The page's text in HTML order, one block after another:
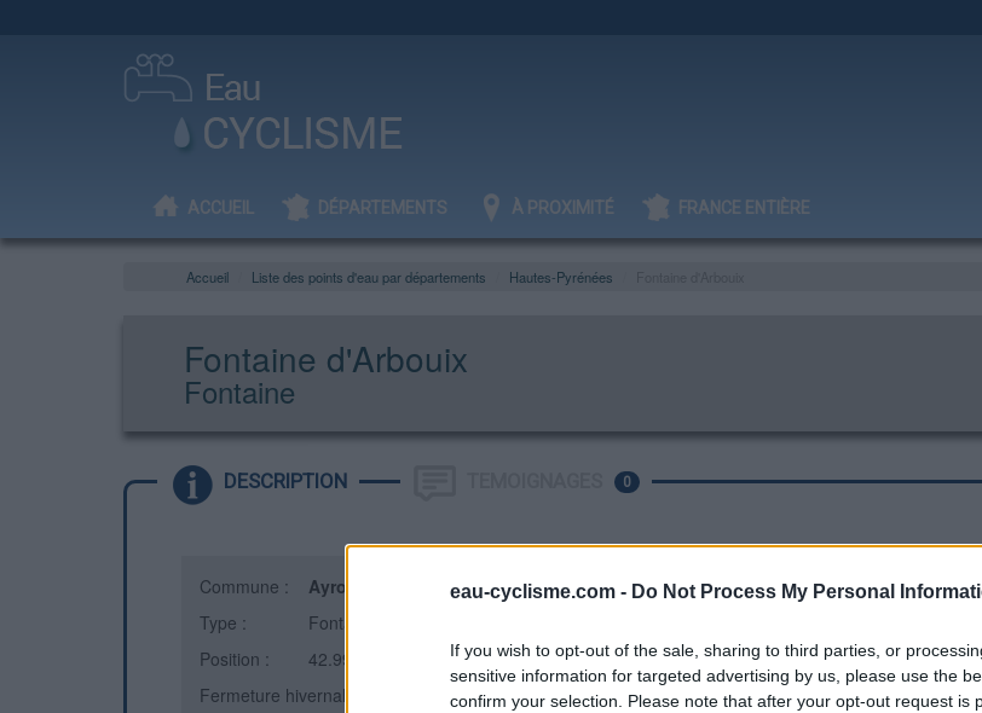
eau-cyclisme.com - Do Not Process My Personal
If you wish to opt-out of the sale, sharing to third parties, or
sensitive information for targeted advertising by us, please use the
confirm your selection. Please note that after your opt-out request is
ACCUEIL DÉPARTEMENTS À PROXIMITÉ FRANCE ENTIÈRE
Accueil Liste des points d'eau par départements Hautes-Pyrénées
Fontaine d'Arbouix
Fontaine
DESCRIPTION 0
Commune : Ayros-Arbouix
(Hautes-Pyrénées)
Type :
Fontaine
Position :
42.997648°N, -0.061839°E
Fermeture hivernale : information inconnue
Afficher la